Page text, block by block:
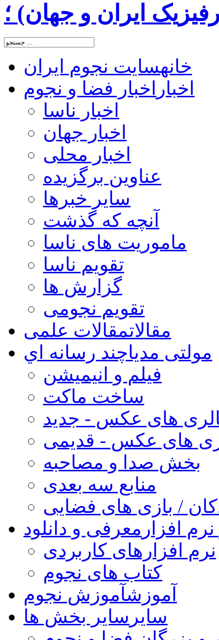
ایران و جهان) ؛
خانهسایت نجوم ایران
اخبار اخبار فضا و نجوم
اخبار ناسا
اخبار جهان
اخبار محلی
عناوین برگزیده
سایر خبرها
آنچه که گذشت
ماموریت های ناسا
تقویم ناسا
گزارش ها
تقویم نجومی
مقالاتمقالات علمی
مولتی مدیاچند رسانه اي
فیلم و انیمیشن
ساخت ماکت
های عکس - جدید
های عکس - قدیمی
بخش صدا و مصاحبه
منابع سه بعدی
/ بازی های فضایی
افزار معرفی و دانلود
نرم افزارهای کاربردی
کتاب های نجوم
آموزشآموزش نجوم
سایر سایر بخش ها